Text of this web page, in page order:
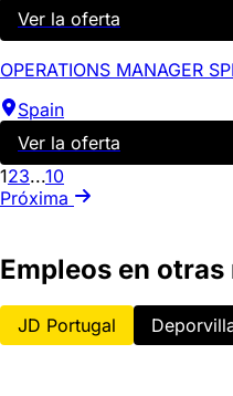
Ver la oferta
OPERATIONS MANAGER
Spain
Ver la oferta
123...10
Próxima
Empleos en otras
JD Portugal